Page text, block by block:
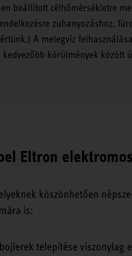
beállított célhőmérsékletre
zuhanyozáshoz,
A melegvíz
körülmények
Eltron
köszönhetően
is:
telepítése viszonylag